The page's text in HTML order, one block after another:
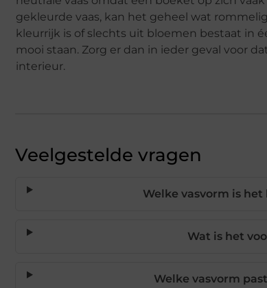
gekleurde vaas, kan het geheel wat
kleurrijk is of slechts uit bloemen bestaat in
mooi staan. Zorg er dan in ieder geval voor
interieur.
Veelgestelde vragen
Welke vasvorm is
Wat is het
Welke vasvorm